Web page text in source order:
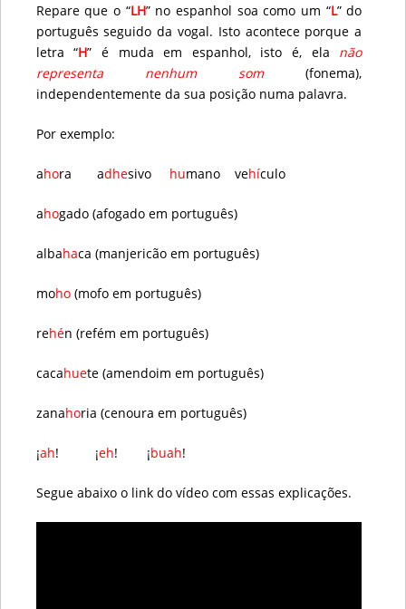
Repare que o “LH” no espanhol soa como um “L” do
português seguido da vogal. Isto acontece porque a
letra “H” é muda em espanhol, isto é, ela não
representa nenhum som(fonema),
independentemente da sua posição numa palavra.
Por exemplo:
ahora adhesivo humano vehículo
ahogado (afogado em português)
albahaca (manjericão em português)
moho(mofo em português)
rehén (refém em português)
cacahuete (amendoim em português)
zanahoria (cenoura em português)
¡ah! ¡eh! ¡buah!
Segue abaixo o link do vídeo com essas explicações.